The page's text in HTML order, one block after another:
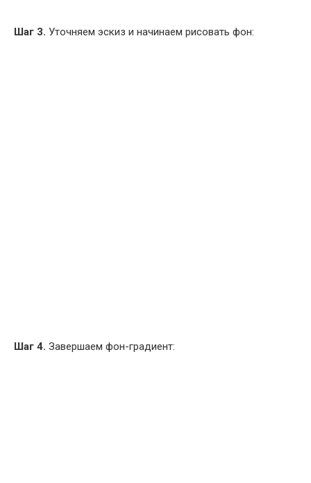
Шаг 3. Уточняем эскиз и начинаем рисовать фон:
Шаг 4. Завершаем фон-градиент: